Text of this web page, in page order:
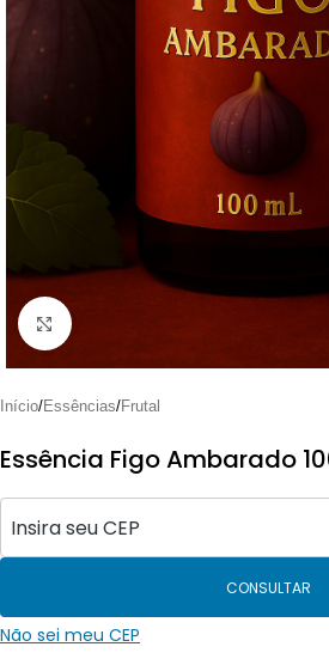
Clique para ampliar
Início/Essências/Frutal
Essência Figo Ambarado
CONSULTAR
Não sei meu CEP